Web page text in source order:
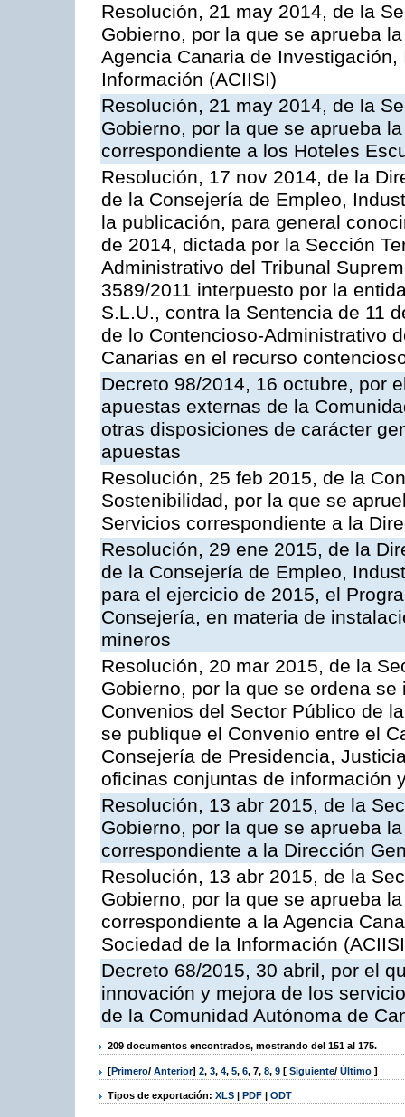
Resolución, 21 may 2014, de la
Gobierno, por la que se aprueba
Agencia Canaria de
Información (ACIISI)
Resolución, 21 may 2014, de la
Gobierno, por la que se aprueba
correspondiente a los Hoteles
Resolución, 17 nov 2014, de la
de la Consejería de Empleo,
la publicación, para general
de 2014, dictada por la Sección
Administrativo del Tribunal
3589/2011 interpuesto por la
S.L.U., contra la Sentencia de 11
de lo Contencioso-Administrativo
Canarias en el recurso
Decreto 98/2014, 16 octubre, por
apuestas externas de la
otras disposiciones de carácter
apuestas
Resolución, 25 feb 2015, de la
Sostenibilidad, por la que se
Servicios correspondiente a la
Resolución, 29 ene 2015, de la
de la Consejería de Empleo,
para el ejercicio de 2015, el
Consejería, en materia de
mineros
Resolución, 20 mar 2015, de la
Gobierno, por la que se ordena
Convenios del Sector Público de
se publique el Convenio entre el
Consejería de Presidencia,
oficinas conjuntas de información
Resolución, 13 abr 2015, de la
Gobierno, por la que se aprueba
correspondiente a la Dirección
Resolución, 13 abr 2015, de la
Gobierno, por la que se aprueba
correspondiente a la Agencia
Sociedad de la Información
Decreto 68/2015, 30 abril, por el
innovación y mejora de los
de la Comunidad Autónoma de
209 documentos encontrados, mostrando del 151 al 175.
[Primero/ Anterior] 2, 3, 4, 5, 6, 7, 8, 9 [ Siguiente/ Último ]
Tipos de exportación: XLS | PDF | ODT